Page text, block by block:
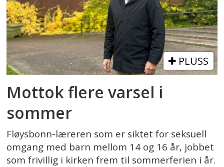
PLUSS
Mottok flere varsel i
sommer
Fløysbonn-læreren som er siktet for seksuell
omgang med barn mellom 14 og 16 år, jobbet
som frivillig i kirken frem til sommerferien i år.